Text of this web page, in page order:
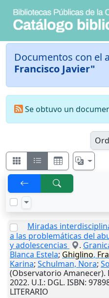
Documentos con el
Francisco Javier"
Se obtuvo un
Miradas
a las problemáticas del
y adolescencias
.
Blanca Estela; Ghiglino,
Karina; Schulman, Nora;
(Observatorio Amanecer).
2022. U.I.: DGL. ISBN:
LITERARIO